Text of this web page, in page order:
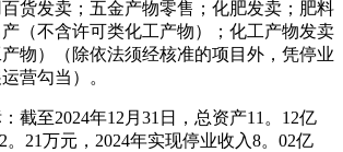
货发卖；五金产物零售；化肥发卖；肥料
（不含许可类化工产物）；化工产物发卖
产物）（除依法须经核准的项目外，凭停业
营勾当）。
至2024年12月31日，总资产11。12亿
。21万元，2024年实现停业收入8。02亿